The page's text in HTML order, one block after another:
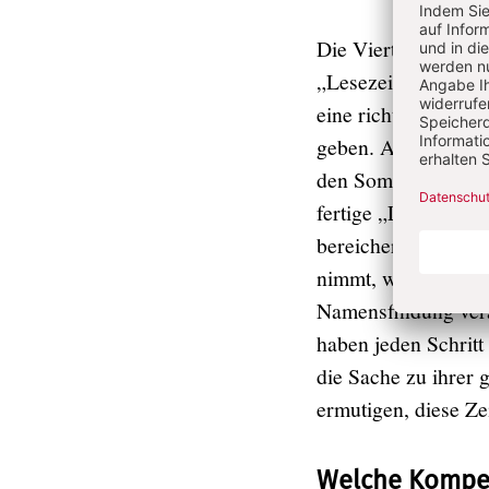
Die
„Lesezeit“ war ihr
eine richtige Wahl
geben. Am Ende
den Sommerferien
fertige „Lese
bereichernd! Die
nimmt, wie sie es
Namensfindung
haben jeden
die Sache zu ihrer
ermutigen, diese
Welche